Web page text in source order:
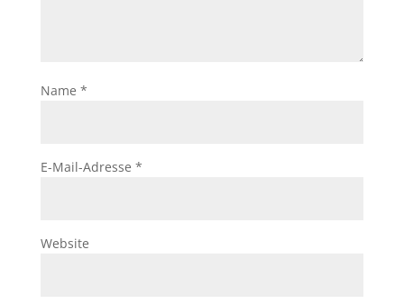
Name *
E-Mail-Adresse *
Website